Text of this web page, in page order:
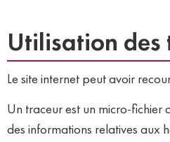
Utilisation des
Le site internet peut avoir
Un traceur est un micro-fichier
des informations relatives aux